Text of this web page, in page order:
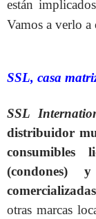
están
Vamos a verlo
SSL, casa
SSL
distribuidor
consumibles
otras marcas